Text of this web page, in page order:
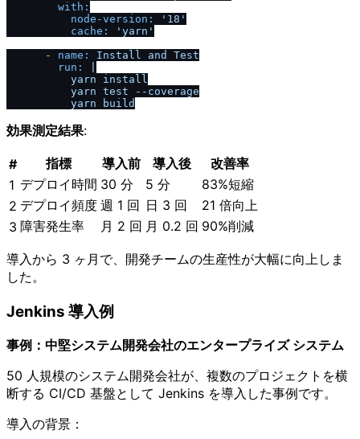
with:
node-version:
'18'
cache:
'yarn'
-
name: Install and
Test
run:
          yarn install
          yarn test --coverage
効果測定結果:
# 指標 導入前 導入後
改善率
1 デプロイ時間 30 分 5 分
83%短縮
2 デプロイ頻度 週 1 回 日 3 回
21 倍向上
3 障害発生率 月 2 回 月 0.2 回 90%削減
導入から 3 ヶ月で、開発チームの生産性が大幅に向上しま
した。
Jenkins 導入例
事例：中堅システム開発会社のエンタープライズ システム
50 人規模のシステム開発会社が、複数のプロジェクトを横
断する CI/CD 基盤として Jenkins を導入した事例です。
導入の背景：